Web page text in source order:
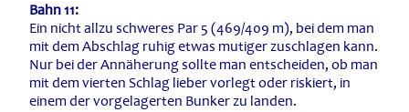
Bahn 11:
Ein nicht allzu schweres Par 5 (469/409 m), bei dem man
mit dem Abschlag ruhig etwas mutiger zuschlagen kann.
Nur bei der Annäherung sollte man entscheiden, ob man
mit dem vierten Schlag lieber vorlegt oder riskiert, in
einem der vorgelagerten Bunker zu landen.